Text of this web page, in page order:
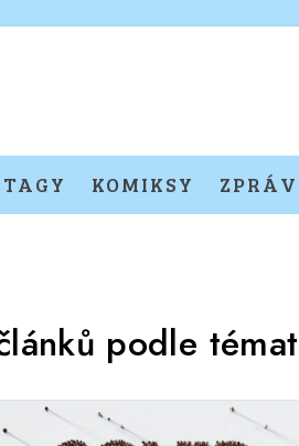
TAGY KOMIKSY
podle